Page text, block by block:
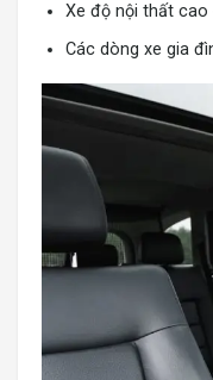
Xe độ nội thất cao
Các dòng xe gia